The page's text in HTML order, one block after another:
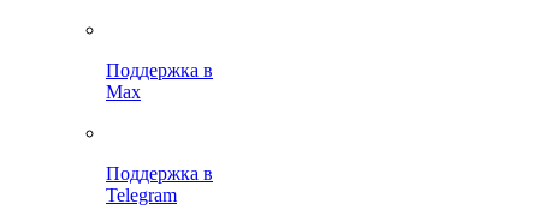
Поддержка в
Max
Поддержка в
Telegram